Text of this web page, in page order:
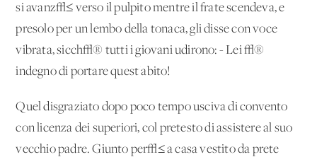
si avanz√≤ verso il pulpito mentre il frate scendeva, e
presolo per un lembo della tonaca, gli disse con voce
vibrata, sicch√® tutti i giovani udirono: - Lei √®
indegno di portare quest'abito!
Quel disgraziato dopo poco tempo usciva di convento
con licenza dei superiori, col pretesto di assistere al suo
vecchio padre. Giunto per√≤ a casa vestito da prete